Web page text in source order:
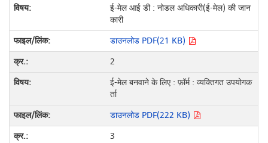
ई-मेल आई डी : नोडल अधिकारी(ई-मेल) की जान
कारी
डाउनलोड PDF(21 KB)
2
ई-मेल बनवाने के लिए : फ़ॉर्म : व्यक्तिगत उपयोगक
र्ता
डाउनलोड PDF(222 KB)
3